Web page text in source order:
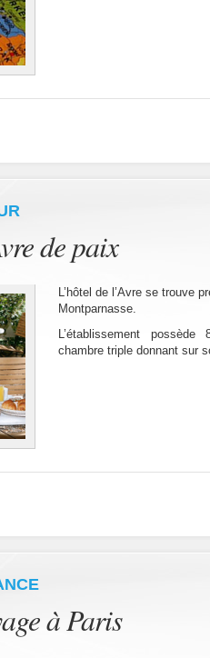
de paix
L’hôtel de l’Avre se trouve
Montparnasse.
L’établissement
chambre triple donnant sur
à Paris